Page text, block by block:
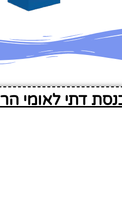
דתי לאומי הר